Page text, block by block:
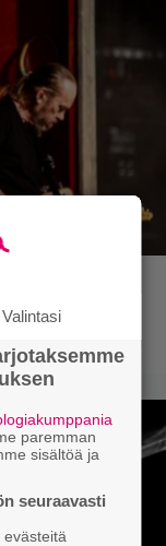
torstailta
Valintasi
paremman
sisältöä ja
seuraavasti